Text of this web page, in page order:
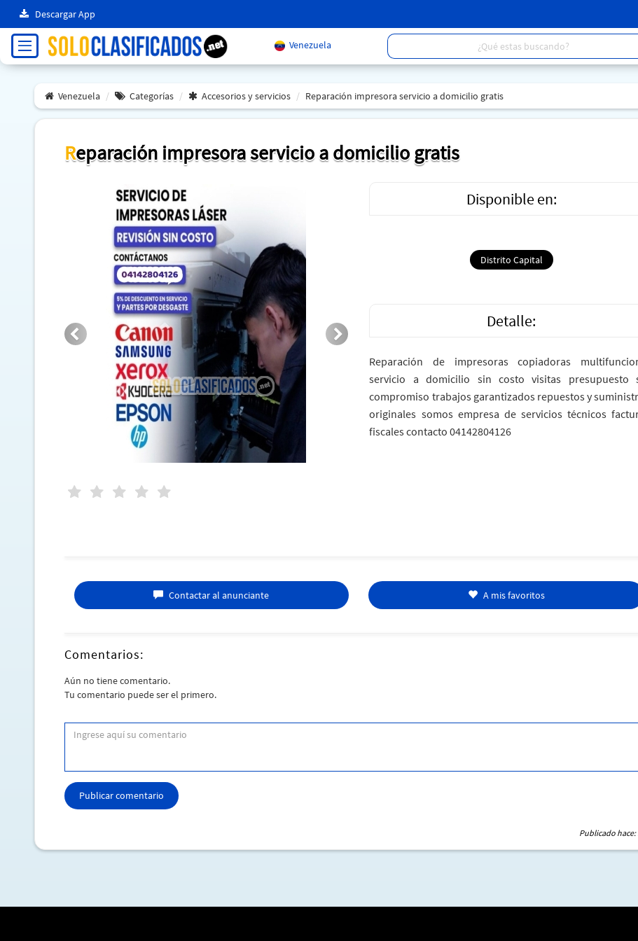
Descargar App
Venezuela
Venezuela Categorías Accesorios y servicios Reparación impresora servicio a domicilio gratis
Reparación impresora servicio a domicilio gratis
Disponible en:
Distrito Capital
Detalle:
Reparación de impresoras copiadoras
servicio a domicilio sin costo visitas presupuesto
compromiso trabajos garantizados repuestos y
originales somos empresa de servicios técnicos
fiscales contacto 04142804126
Contactar al anunciante A mis favoritos
Comentarios:
Aún no tiene comentario.
Tu comentario puede ser el primero.
Publicar comentario
Publicado hace: